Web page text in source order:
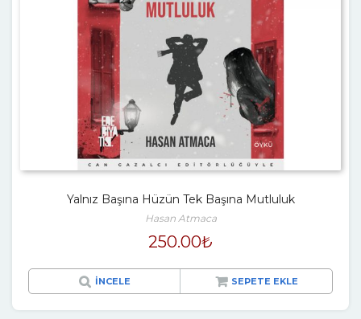
Yalnız Başına Hüzün Tek Başına Mutluluk
Hasan Atmaca
250.00₺
İNCELE SEPETE EKLE